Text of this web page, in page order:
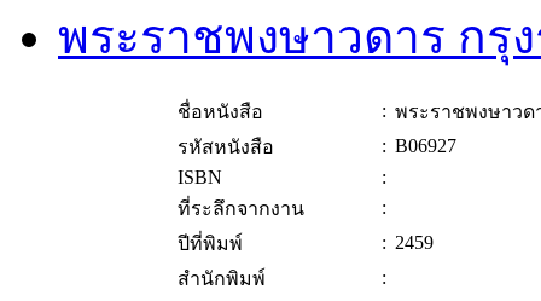
พระราชพงษาวดาร กรุ
ชื่อหนังสือ : พระราชพงษาวด
รหัสหนังสือ
: B06927
ISBN
:
ที่ระลึกจากงาน
:
ปีที่พิมพ์
: 2459
สำนักพิมพ์
: